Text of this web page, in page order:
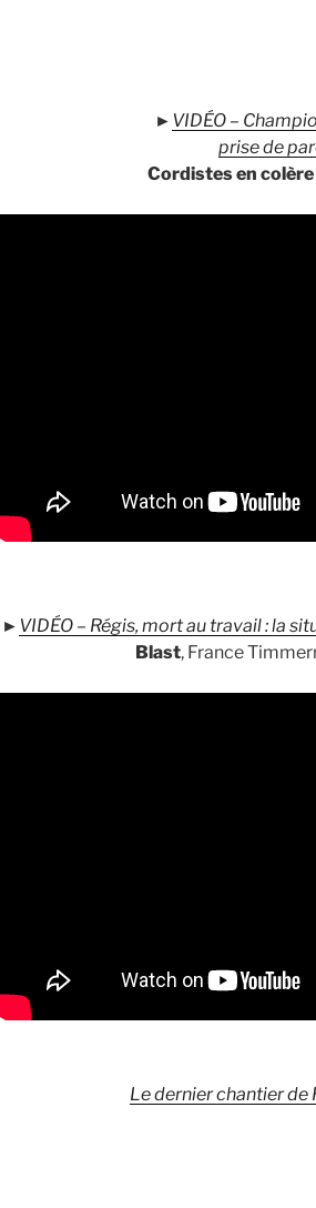
► VIDÉO –
prise de
Cordistes en
► VIDÉO – Régis, mort au travail : la
Blast, France
Le dernier chantier de